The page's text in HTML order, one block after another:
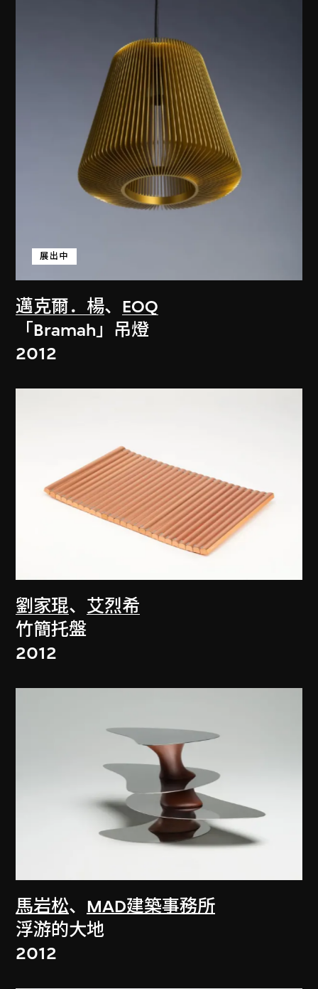
邁克爾．楊、 EOQ
展出中
「Bramah」吊燈
2012
劉家琨、 艾烈希
竹簡托盤
2012
馬岩松、 MAD建築事務所
浮游的大地
2012